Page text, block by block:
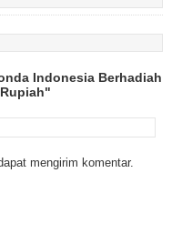
Indonesia Berhadiah
mengirim komentar.